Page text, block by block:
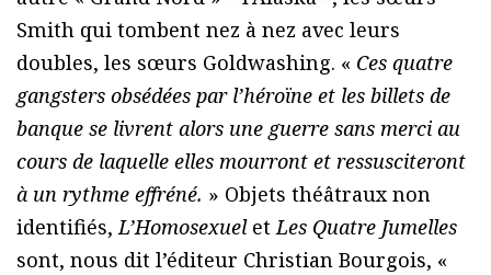
Smith qui tombent nez à nez avec leurs
doubles, les sœurs Goldwashing. « Ces quatre
gangsters obsédées par l’héroïne et les billets de
banque se livrent alors une guerre sans merci au
cours de laquelle elles mourront et ressusciteront
à un rythme effréné. » Objets théâtraux non
identifiés, L’Homosexuelet Les Quatre Jumelles
sont, nous dit l’éditeur Christian Bourgois, «